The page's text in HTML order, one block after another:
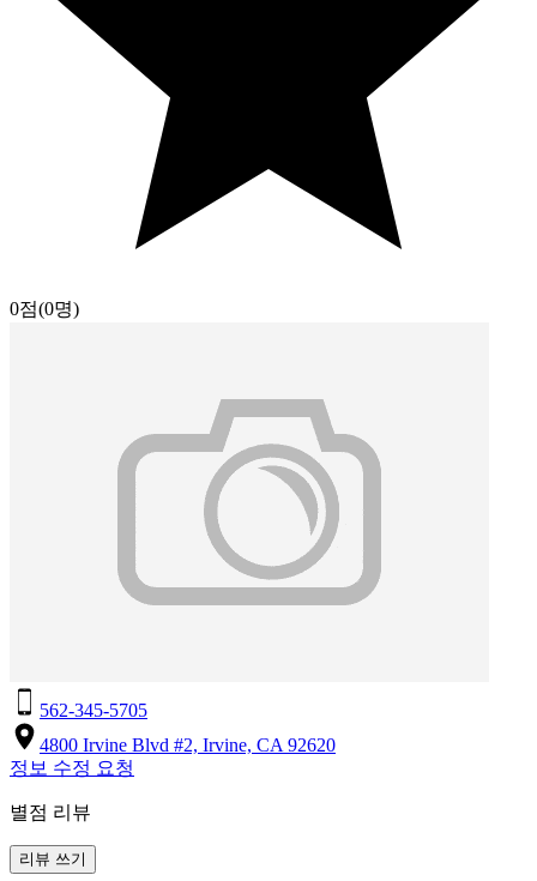
0점(0명)
562-345-5705
4800 Irvine Blvd #2, Irvine, CA 92620
정보 수정 요청
별점 리뷰
리뷰 쓰기